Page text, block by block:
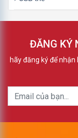
các thiết bị điện tử
máy tính khác.
mới về kiểu dáng
tính thẩm mỹ cao
Chi tiết sản phẩm
ĐĂNG KÝ
hãy đăng ký để